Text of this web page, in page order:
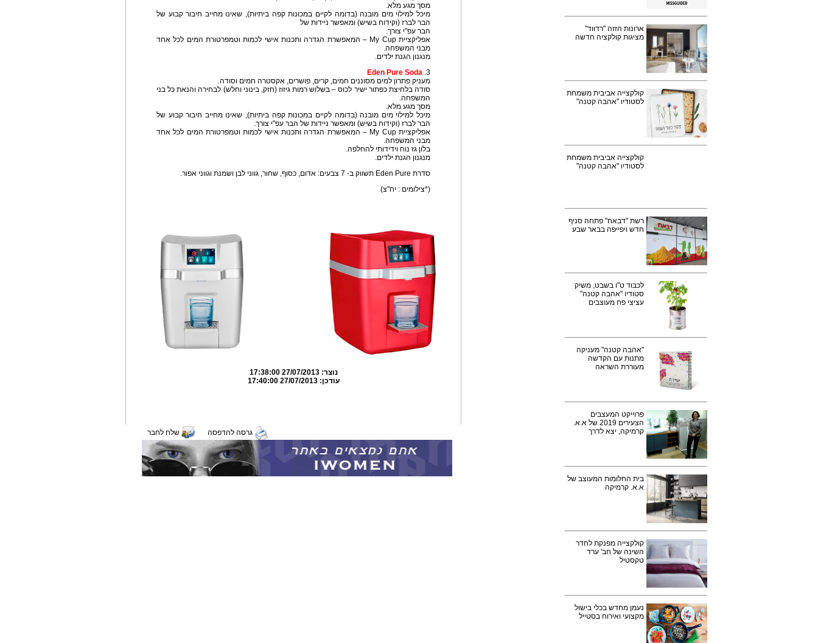
ארונות הזזה "רדווד"
מציגות קולקציה חדשה
קולקצייה אביבית משמחת
לסטודיו "אהבה קטנה"
קולקצייה אביבית משמחת
לסטודיו "אהבה קטנה"
רשת "דבאח" פתחה סניף
חדש ויפייפה בבאר שבע
לכבוד ט"ו בשבט, משיק
סטודיו "אהבה קטנה"
עציצי פח מעוצבים
"אהבה קטנה" מעניקה
מתנות עם הקדשה
מעוררת השראה
פרוייקט המעצבים
הצעירים 2019 של א.א.
קרמיקה, יצא לדרך
בית החלומות המעוצב של
א.א. קרמיקה
קולקצייה מפנקת לחדר
השינה של חב' ערד
טקסטיל
נעמן מחדש בכלי בישול
מקצועי ואירוח בסטייל
מסך מגע מלא.
מיכל למילוי מים מובנה (בדומה לקיים במכונות קפה ביתיות), שאינו מחייב חיבור קבוע של
הבר לברז (וקידוח בשיש) ומאפשר ניידות של
הבר עפ"י צורך.
אפליקציית My Cup – המאפשרת הגדרה ותכנות אישי לכמות וטמפרטורת המים לכל אחד
מבני המשפחה.
מנגנון הגנת ילדים.
3.
Eden Pure Soda
מעניק פתרון למים מסוננים חמים, קרים, פושרים, אקסטרה חמים וסודה.
סודה בלחיצת כפתור ישיר לכוס – בשלוש רמות גיזוז (חזק, בינוני וחלש) לבחירה והנאת כל בני
המשפחה.
מסך מגע מלא.
מיכל למילוי מים מובנה (בדומה לקיים במכונות קפה ביתיות), שאינו מחייב חיבור קבוע של
הבר לברז (וקידוח בשיש) ומאפשר ניידות של הבר עפ"י צורך.
אפליקציית My Cup – המאפשרת הגדרה ותכנות אישי לכמות וטמפרטורת המים לכל אחד
מבני המשפחה.
בלון גז נוח וידידותי להחלפה.
מנגנון הגנת ילדים.
סדרת Eden Pure תשווק ב- 7 צבעים: אדום, כסוף, שחור, גווני לבן ושמנת וגווני אפור.
(*צילומים : יח"צ)
נוצר:27/07/2013 17:38:00
עודכן:27/07/2013 17:40:00
גרסה להדפסה שלח לחבר